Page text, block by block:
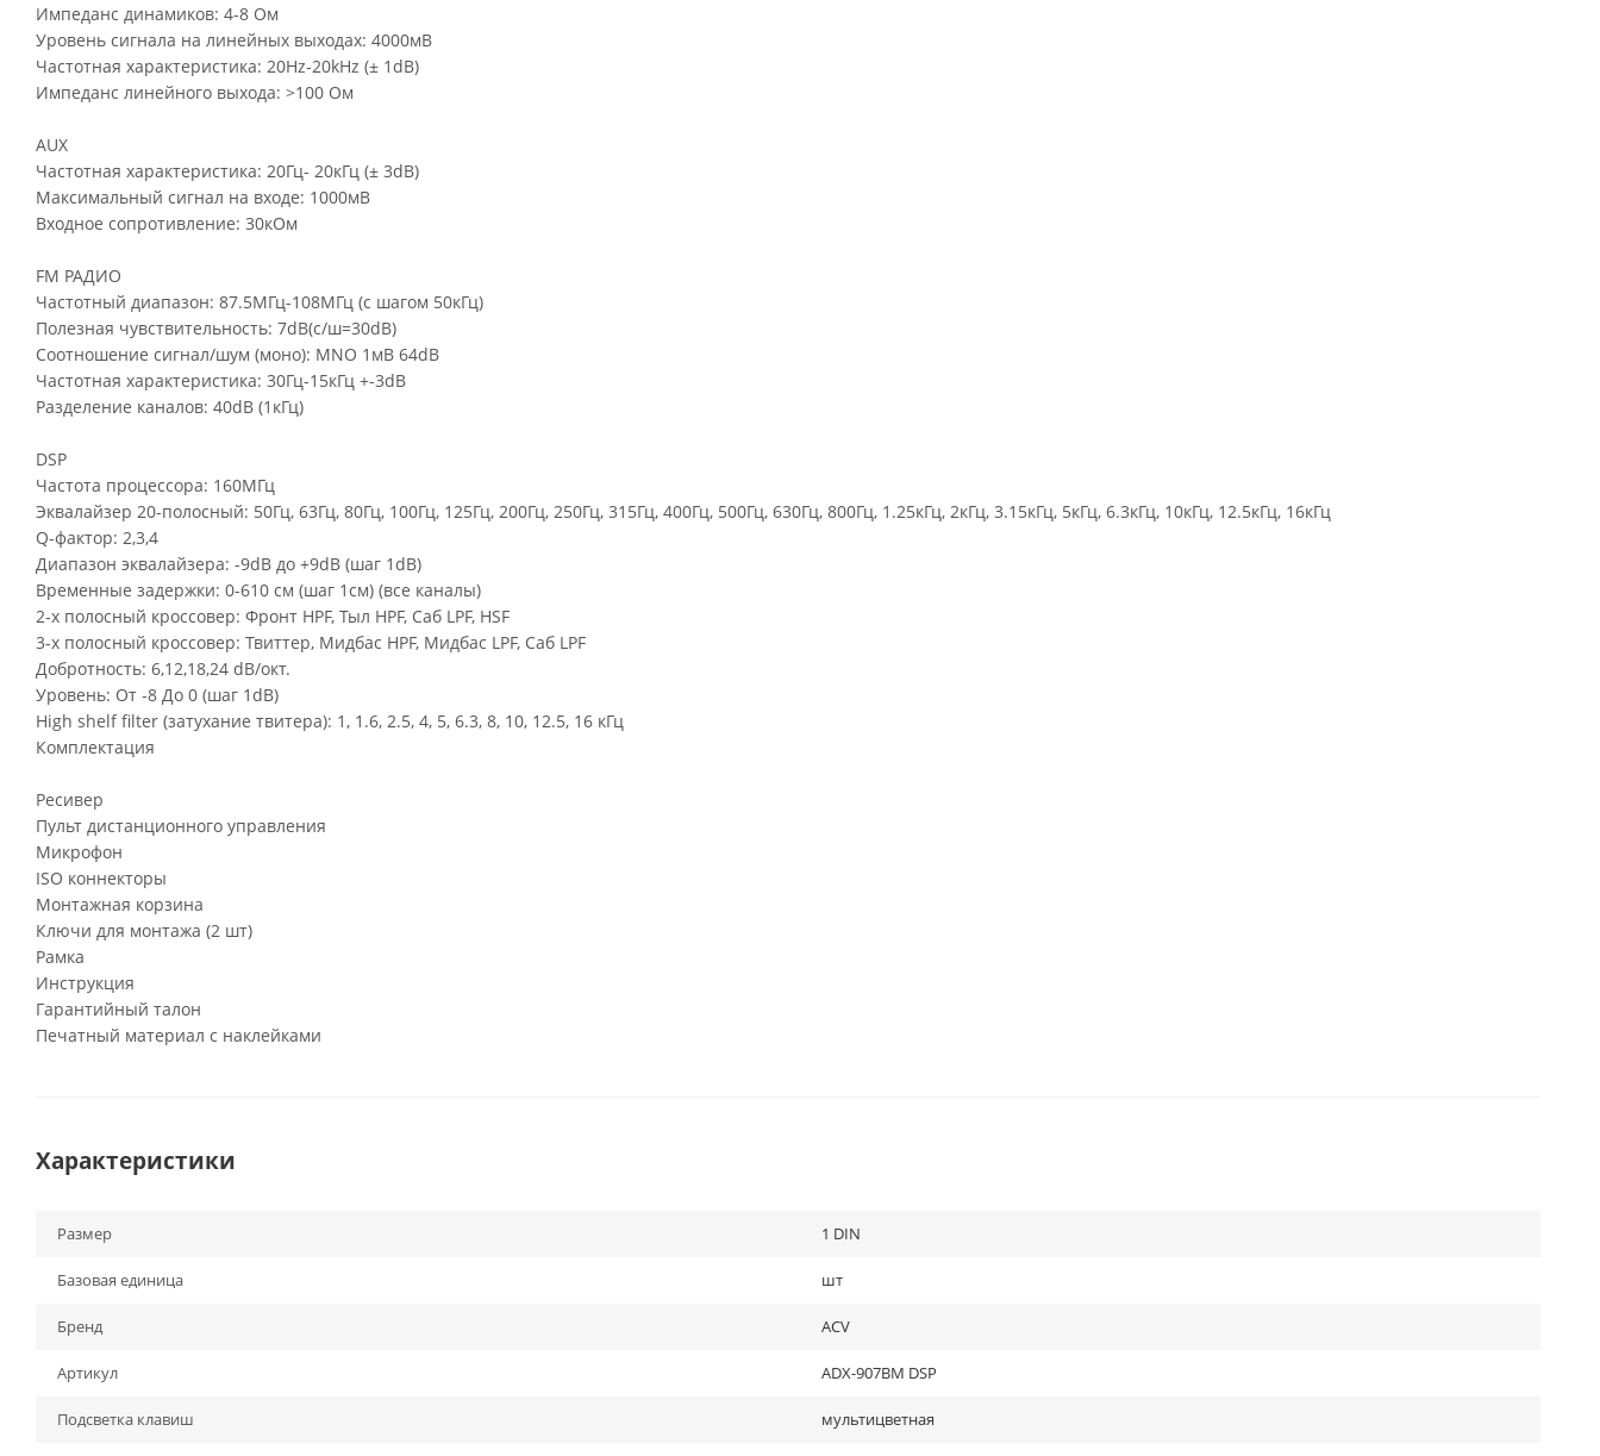
Импеданс динамиков: 4-8 Oм
Уровень сигнала на линейных выходах: 4000мВ
Частотная характеристика: 20Hz-20kHz (± 1dB)
Импеданс линейного выхода: >100 Ом
AUX
Частотная характеристика: 20Гц- 20кГц (± 3dB)
Максимальный сигнал на входе: 1000мВ
Входное сопротивление: 30кОм
FM РАДИО
Частотный диапазон: 87.5МГц-108МГц (с шагом 50кГц)
Полезная чувствительность: 7dB(с/ш=30dB)
Соотношение сигнал/шум (моно): MNO 1мВ 64dB
Частотная характеристика: 30Гц-15кГц +-3dB
Разделение каналов: 40dВ (1кГц)
DSP
Частота процессора: 160МГц
Эквалайзер 20-полосный: 50Гц, 63Гц, 80Гц, 100Гц, 125Гц, 200Гц, 250Гц, 315Гц, 400Гц, 500Гц, 630Гц, 800Гц, 1.25кГц, 2кГц, 3.15кГц, 5кГц, 6.3кГц, 10кГц, 12.5кГц, 16кГц
Q-фактор: 2,3,4
Диапазон эквалайзера: -9dB до +9dB (шаг 1dB)
Временные задержки: 0-610 cм (шаг 1cм) (все каналы)
2-х полосный кроссовер: Фронт HPF, Тыл HPF, Саб LPF, HSF
3-х полосный кроссовер: Твиттер, Мидбас HPF, Мидбас LPF, Саб LPF
Добротность: 6,12,18,24 dB/окт.
Уровень: От -8 До 0 (шаг 1dB)
High shelf filter (затухание твитера): 1, 1.6, 2.5, 4, 5, 6.3, 8, 10, 12.5, 16 кГц
Комплектация
Ресивер
Пульт дистанционного управления
Микрофон
ISO коннекторы
Монтажная корзина
Ключи для монтажа (2 шт)
Рамка
Инструкция
Гарантийный талон
Печатный материал с наклейками
Характеристики
Размер 1 DIN
Базовая единица шт
Бренд ACV
Артикул ADX-907BM DSP
Подсветка клавиш мультицветная